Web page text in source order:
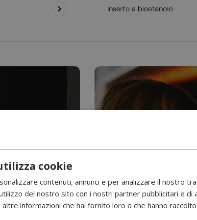
Inserto a bioetanolo
Camini a
cookie
contenuti, annunci e per analizzare il nostro
del nostro sito con i nostri partner pubblicitari e di
informazioni che hai fornito loro o che hanno